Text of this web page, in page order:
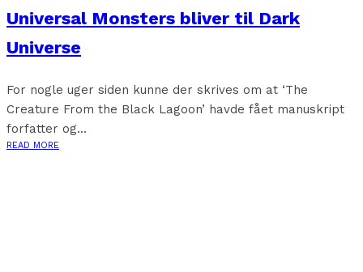
Universal Monsters bliver til Dark
Universe
For nogle uger siden kunne der skrives om at ‘The
Creature From the Black Lagoon’ havde fået manuskript
forfatter og...
READ MORE